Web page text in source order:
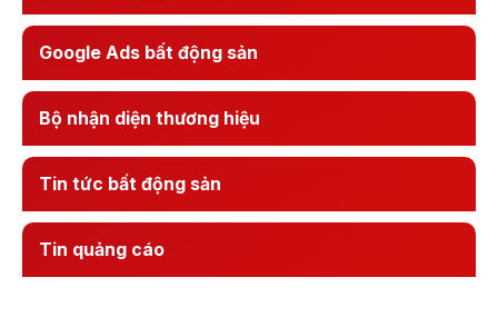
Google Ads bất động sản
Bộ nhận diện thương hiệu
Tin tức bất động sản
Tin quảng cáo